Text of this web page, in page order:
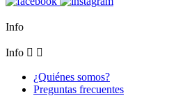
Info
Info  
¿Quiénes somos?
Preguntas frecuentes